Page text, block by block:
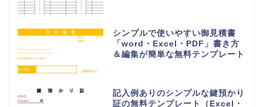
シンプルで使いやすい御見積書
「word・Excel・PDF」書き方
＆編集が簡単な無料テンプレート
記入例ありのシンプルな鍵預かり
証の無料テンプレート（Excel・